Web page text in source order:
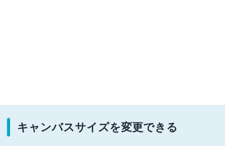
キャンバスサイズを変更できる